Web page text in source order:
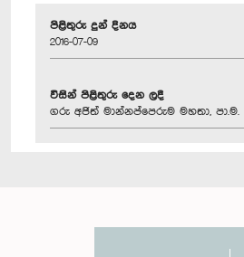
පිළිතුරු දුන් දිනය
2016-07-09
විසින් පිළිතුරු දෙන ලදී
ගරු අජිත් මාන්නප්පෙරුම මහතා, පා.ම.